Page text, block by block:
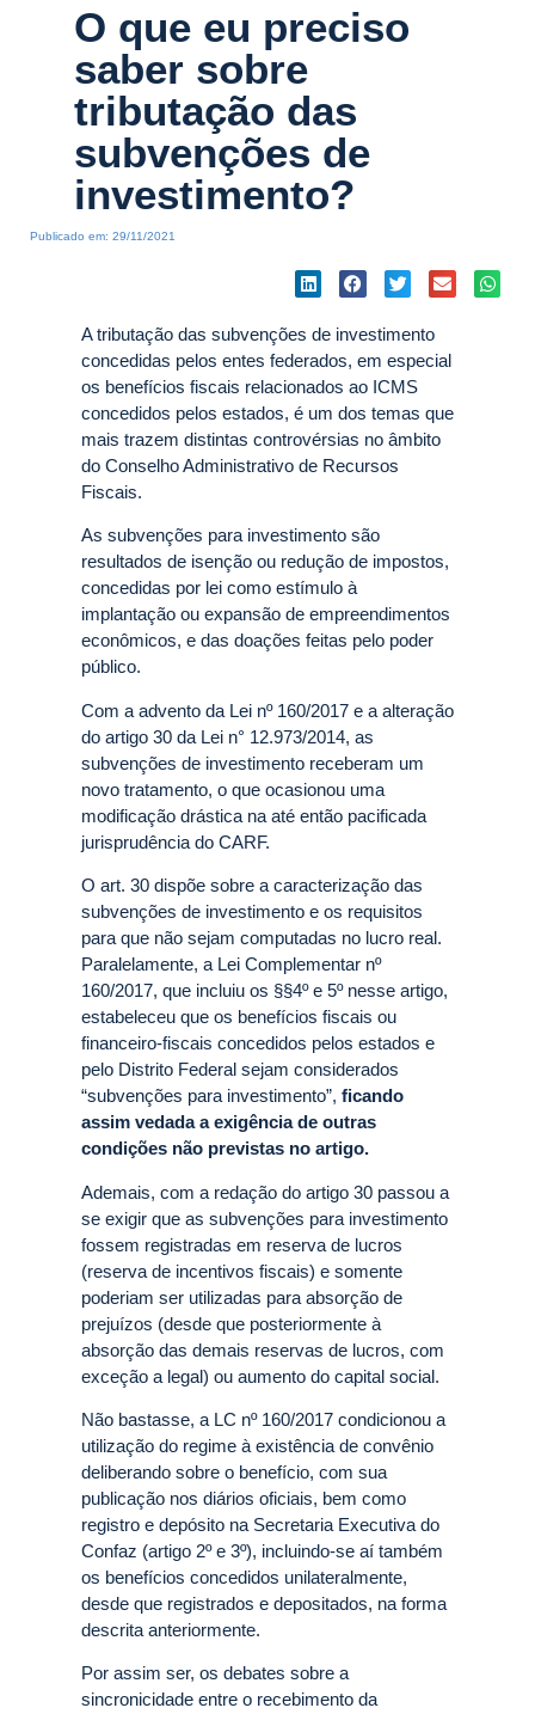
O que eu preciso
saber sobre
tributação das
subvenções de
investimento?
Publicado em: 29/11/2021
A tributação das subvenções de investimento
concedidas pelos entes federados, em especial
os benefícios fiscais relacionados ao ICMS
concedidos pelos estados, é um dos temas que
mais trazem distintas controvérsias no âmbito
do Conselho Administrativo de Recursos
Fiscais.
As subvenções para investimento são
resultados de isenção ou redução de impostos,
concedidas por lei como estímulo à
implantação ou expansão de empreendimentos
econômicos, e das doações feitas pelo poder
público.
Com a advento da Lei nº 160/2017 e a alteração
do artigo 30 da Lei n° 12.973/2014, as
subvenções de investimento receberam um
novo tratamento, o que ocasionou uma
modificação drástica na até então pacificada
jurisprudência do CARF.
O art. 30 dispõe sobre a caracterização das
subvenções de investimento e os requisitos
para que não sejam computadas no lucro real.
Paralelamente, a Lei Complementar nº
160/2017, que incluiu os §§4º e 5º nesse artigo,
estabeleceu que os benefícios fiscais ou
financeiro-fiscais concedidos pelos estados e
pelo Distrito Federal sejam considerados
“subvenções para investimento”, ficando
assim vedada a exigência de outras
condições não previstas no artigo.
Ademais, com a redação do artigo 30 passou a
se exigir que as subvenções para investimento
fossem registradas em reserva de lucros
(reserva de incentivos fiscais) e somente
poderiam ser utilizadas para absorção de
prejuízos (desde que posteriormente à
absorção das demais reservas de lucros, com
exceção a legal) ou aumento do capital social.
Não bastasse, a LC nº 160/2017 condicionou a
utilização do regime à existência de convênio
deliberando sobre o benefício, com sua
publicação nos diários oficiais, bem como
registro e depósito na Secretaria Executiva do
Confaz (artigo 2º e 3º), incluindo-se aí também
os benefícios concedidos unilateralmente,
desde que registrados e depositados, na forma
descrita anteriormente.
Por assim ser, os debates sobre a
sincronicidade entre o recebimento da